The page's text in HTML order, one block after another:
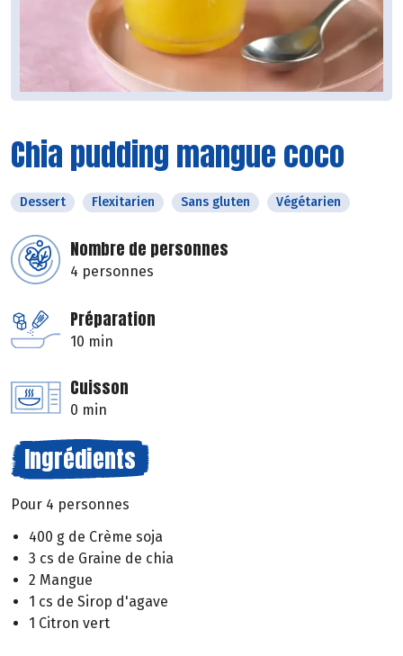
Chia pudding mangue coco
Dessert Flexitarien Sans gluten Végétarien
Nombre de personnes
4 personnes
Préparation
10 min
Cuisson
0 min
Ingrédients
Pour 4 personnes
400 g de Crème soja
3 cs de Graine de chia
2 Mangue
1 cs de Sirop d'agave
1 Citron vert